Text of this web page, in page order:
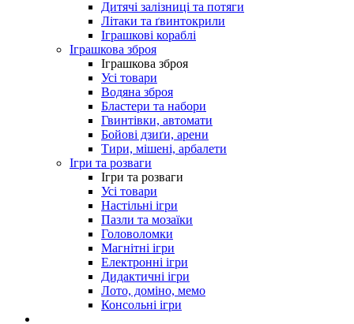
Дитячі залізниці та потяги
Літаки та ґвинтокрили
Іграшкові кораблі
Іграшкова зброя
Іграшкова зброя
Усі товари
Водяна зброя
Бластери та набори
Гвинтівки, автомати
Бойові дзиґи, арени
Тири, мішені, арбалети
Ігри та розваги
Ігри та розваги
Усі товари
Настільні ігри
Пазли та мозаїки
Головоломки
Магнітні ігри
Електронні ігри
Дидактичні ігри
Лото, доміно, мемо
Консольні ігри